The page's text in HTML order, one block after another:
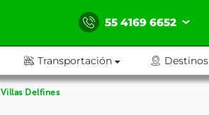
55 4169 6652
Transportación Destinos
Villas Delfines